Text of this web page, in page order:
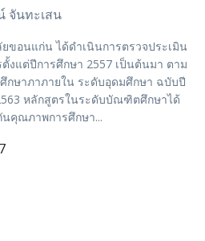
จันทะเสน
อนแก่น ได้ดำเนินการตรวจประเมิน
แต่ปีการศึกษา 2557 เป็นต้นมา ตาม
ษาภาภายใน ระดับอุดมศึกษา ฉบับปี
หลักสูตรในระดับบัณฑิตศึกษาได้
คุณภาพการศึกษา...